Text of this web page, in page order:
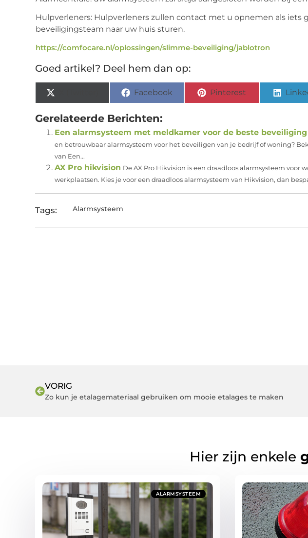
Hulpverleners: Hulpverleners zullen contact met u opnemen als iets
beveiligingsteam naar uw huis sturen.
https://comfocare.nl/oplossingen/slimme-beveiliging/jablotron
Goed artikel? Deel hem dan op:
Facebook Pinterest
Gerelateerde Berichten:
Een alarmsysteem met meldkamer voor de beste beveiliging
en betrouwbaar alarmsysteem voor het beveiligen van je bedrijf of woning?
van Een...
AX Pro hikvision De AX Pro Hikvision is een draadloos alarmsysteem voor
werkplaatsen. Kies je voor een draadloos alarmsysteem van Hikvision, dan
Tags: Alarmsysteem
VORIG
Zo kun je etalagemateriaal gebruiken om mooie etalages te maken
Hier zijn enkele
ALARMSYSTEEM